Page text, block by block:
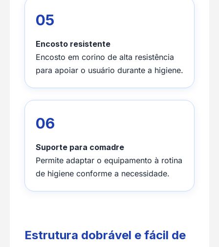
05
Encosto resistente
Encosto em corino de alta resistência
para apoiar o usuário durante a higiene.
06
Suporte para comadre
Permite adaptar o equipamento à rotina
de higiene conforme a necessidade.
Estrutura dobrável e fácil de